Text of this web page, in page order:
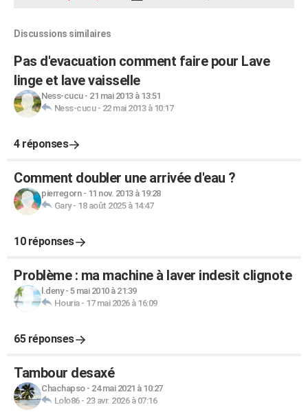
Discussions similaires
Pas d'evacuation comment faire pour Lave
linge et lave vaisselle
Ness-cucu- 21 mai 2013 à 13:51
Ness-cucu- 22 mai 2013 à 10:17
4 réponses
Comment doubler une arrivée d'eau ?
pierregorn- 11 nov. 2013 à 19:28
Gary- 18 août 2025 à 14:47
10 réponses
Problème : ma machine à laver indesit clignote
l.deny- 5 mai 2010 à 21:39
Houria- 17 mai 2026 à 16:09
65 réponses
Tambour desaxé
Chachapso- 24 mai 2021 à 10:27
Lolo86- 23 avr. 2026 à 07:16